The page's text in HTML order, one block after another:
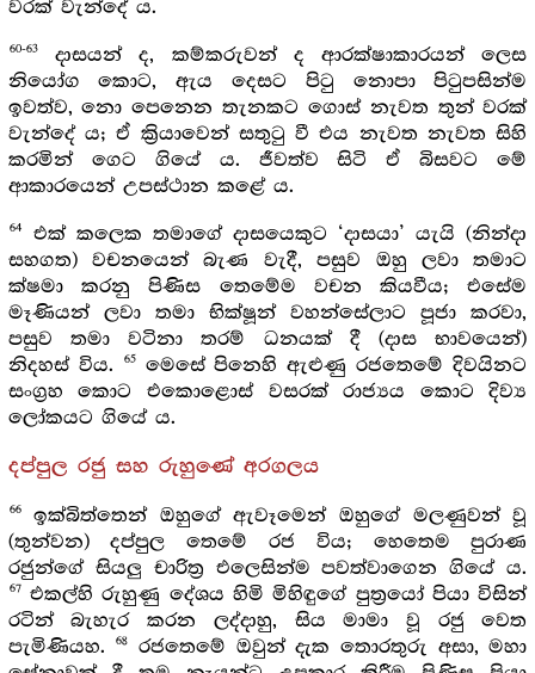
වරක් වැන්දේ ය.
60-63දාසයන් ද, කම්කරුවන් ද ආරක්ෂාකාරයන් ලෙස
නියෝග කොට, ඇය දෙසට පිටු නොපා පිටුපසින්ම
ඉවත්ව, නො පෙනෙන තැනකට ගොස් නැවත තුන් වරක්
වැන්දේ ය; ඒ ක්‍රියාවෙන් සතුටු වී එය නැවත නැවත සිහි
කරමින් ගෙට ගියේ ය. ජීවත්ව සිටි ඒ බිසවට මේ
ආකාරයෙන් උපස්ථාන කළේ ය.
64
එක් කලෙක තමාගේ දාසයෙකුට ‘දාසයා’ යැයි (නින්දා
සහගත) වචනයෙන් බැණ වැදී, පසුව ඔහු ලවා තමාට
ක්ෂමා කරනු පිණිස තෙමේම වචන කියවීය; එසේම
මෑණියන් ලවා තමා භික්ෂූන් වහන්සේලාට පූජා කරවා,
පසුව තමා වටිනා තරම් ධනයක් දී (දාස භාවයෙන්)
නිදහස් විය.
65මෙසේ පිනෙහි ඇළුණු රජතෙමේ දිවයිනට
සංග්‍රහ කොට එකොළොස් වසරක් රාජ්‍යය කොට දිව්‍ය
ලෝකයට ගියේ ය.
දප්පුල රජු සහ රුහුණේ අරගලය
66ඉක්බිත්තෙන් ඔහුගේ ඇවෑමෙන් ඔහුගේ මලණුවන් වූ
(තුන්වන) දප්පුල තෙමේ රජ විය; හෙතෙම පුරාණ
රජුන්ගේ සියලු චාරිත්‍ර එලෙසින්ම පවත්වාගෙන ගියේ ය.
67එකල්හි රුහුණු දේශය හිමි මිහිඳුගේ පුත්‍රයෝ පියා විසින්
රටින් බැහැර කරන ලද්දාහු, සිය මාමා වූ රජු වෙත
පැමිණියහ.
68
රජතෙමේ ඔවුන් දැක තොරතුරු අසා, මහා